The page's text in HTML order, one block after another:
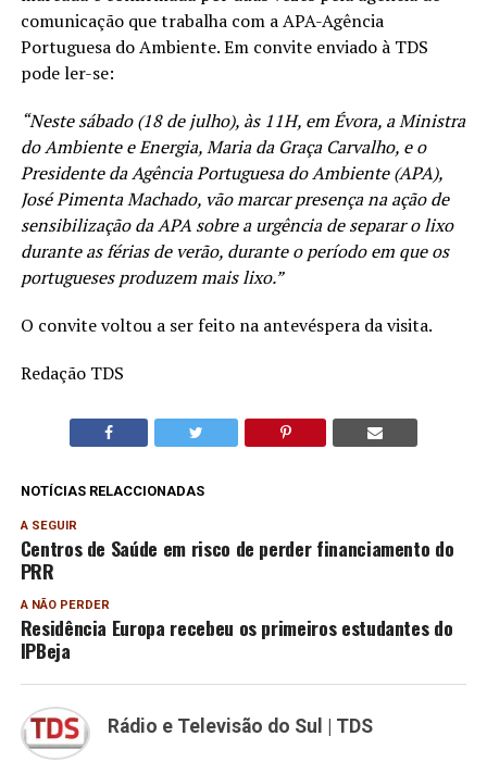
comunicação que trabalha com a APA-Agência
Portuguesa do Ambiente. Em convite enviado à TDS
pode ler-se:
“Neste sábado (18 de julho), às 11H, em Évora, a Ministra
do Ambiente e Energia, Maria da Graça Carvalho, e o
Presidente da Agência Portuguesa do Ambiente (APA),
José Pimenta Machado, vão marcar presença na ação de
sensibilização da APA sobre a urgência de separar o lixo
durante as férias de verão, durante o período em que os
portugueses produzem mais lixo.”
O convite voltou a ser feito na antevéspera da visita.
Redação TDS
NOTÍCIAS RELACCIONADAS
A SEGUIR
Centros de Saúde em risco de perder financiamento do
PRR
A NÃO PERDER
Residência Europa recebeu os primeiros estudantes do
IPBeja
Rádio e Televisão do Sul | TDS